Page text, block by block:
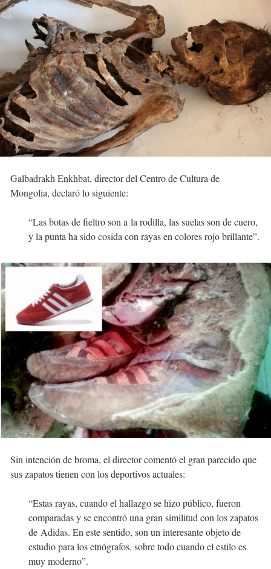
Galbadrakh Enkhbat, director del Centro de Cultura de
Mongolia, declaró lo siguiente:
“Las botas de fieltro son a la rodilla, las suelas son de cuero,
y la punta ha sido cosida con rayas en colores rojo brillante”.
Sin intención de broma, el director comentó el gran parecido que
sus zapatos tienen con los deportivos actuales:
“Estas rayas, cuando el hallazgo se hizo público, fueron
comparadas y se encontró una gran similitud con los zapatos
de Adidas. En este sentido, son un interesante objeto de
estudio para los etnógrafos, sobre todo cuando el estilo es
muy moderno”.